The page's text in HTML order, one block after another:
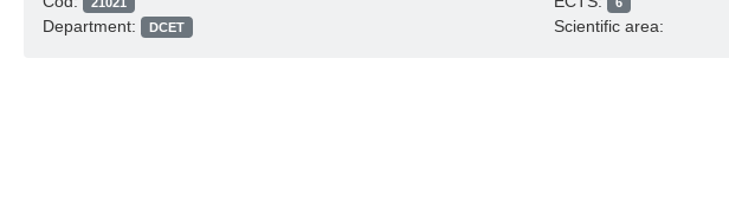
Department: DCET Scientific area: